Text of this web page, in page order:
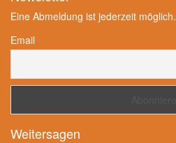
Eine Abmeldung ist jederzeit möglich.
Email
Weitersagen